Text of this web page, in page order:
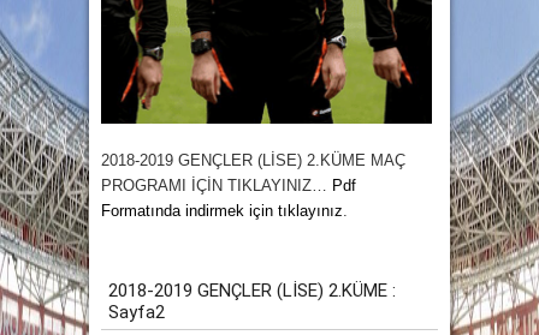
2018-2019 GENÇLER (LİSE) 2.KÜME MAÇ
PROGRAMI
İÇİN TIKLAYINIZ… Pdf
Formatında indirmek için tıklayınız.